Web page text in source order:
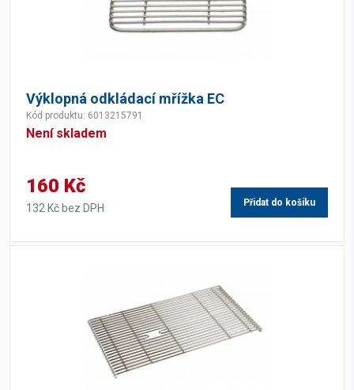
Výklopná odkládací mřížka EC
Kód produktu: 6013215791
Není skladem
160 Kč
132 Kč bez DPH Přidat do košíku